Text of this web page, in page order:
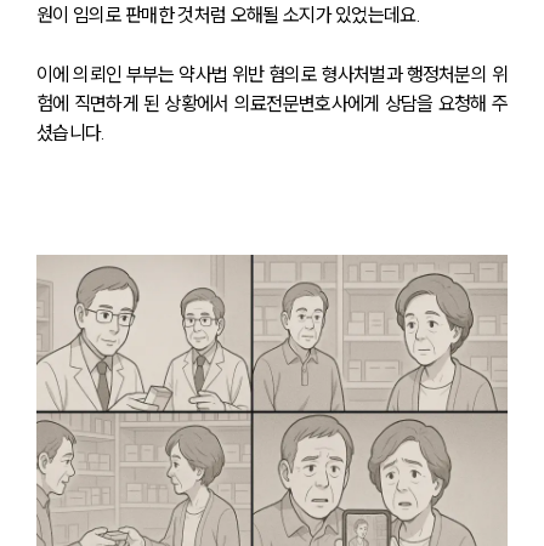
원이 임의로 판매한 것처럼 오해될 소지가 있었는데요.
이에 의뢰인 부부는 약사법 위반 혐의로 형사처벌과 행정처분의 위
험에 직면하게 된 상황에서 의료전문변호사에게 상담을 요청해 주
셨습니다.